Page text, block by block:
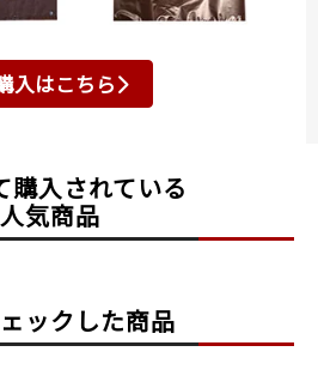
入はこちら
購入されている
人気商品
ックした商品